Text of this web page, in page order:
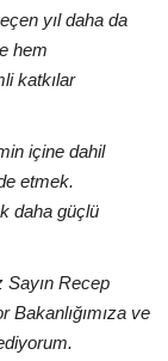
yıl daha da
hem
katkılar
içine dahil
etmek.
daha güçlü
Sayın Recep
ve